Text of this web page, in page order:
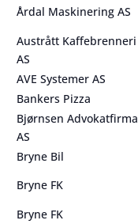
Årdal Maskinering AS
Austrått Kaffebrenneri
AS
AVE Systemer AS
Bankers Pizza
Bjørnsen Advokatfirma
AS
Bryne Bil
Bryne FK
Bryne FK